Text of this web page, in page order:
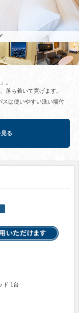
。
落ち着いて寛げます。
スは使いやすい洗い場付
る
ド 1台